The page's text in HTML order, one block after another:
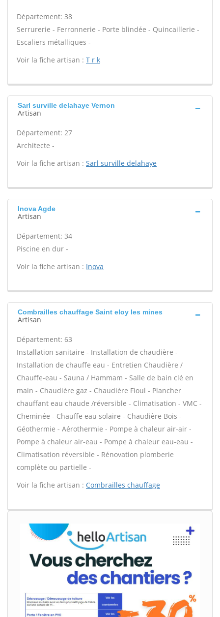
Département: 38
Serrurerie - Ferronnerie - Porte blindée - Quincaillerie -
Escaliers métalliques -
Voir la fiche artisan : T r k
Sarl surville delahaye Vernon
Artisan
Département: 27
Architecte -
Voir la fiche artisan : Sarl surville delahaye
Inova Agde
Artisan
Département: 34
Piscine en dur -
Voir la fiche artisan : Inova
Combrailles chauffage Saint eloy les mines
Artisan
Département: 63
Installation sanitaire - Installation de chaudière -
Installation de chauffe eau - Entretien Chaudière /
Chauffe-eau - Sauna / Hammam - Salle de bain clé en
main - Chaudière gaz - Chaudière Fioul - Plancher
chauffant eau chaude /réversible - Climatisation - VMC -
Cheminée - Chauffe eau solaire - Chaudière Bois -
Géothermie - Aérothermie - Pompe à chaleur air-air -
Pompe à chaleur air-eau - Pompe à chaleur eau-eau -
Climatisation réversible - Rénovation plomberie
complète ou partielle -
Voir la fiche artisan : Combrailles chauffage